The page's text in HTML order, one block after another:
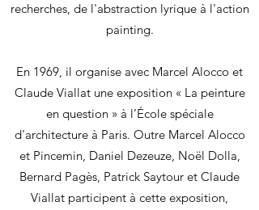
recherches, de l'abstraction lyrique à l'action
painting.
En 1969, il organise avec Marcel Alocco et
Claude Viallat une exposition « La peinture
en question » à l’École spéciale
d'architecture à Paris. Outre Marcel Alocco
et Pincemin, Daniel Dezeuze, Noël Dolla,
Bernard Pagès, Patrick Saytour et Claude
Viallat participent à cette exposition,